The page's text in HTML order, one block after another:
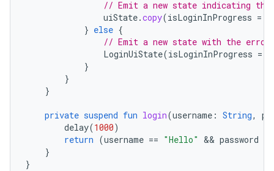
// Emit a new state indicating
uiState.copy(isLoginInProgress =
} else {
// Emit a new state with the error
LoginUiState(isLoginInProgress =
}
}
}
private suspend fun login(username : String,
delay(1000)
return (username == "Hello" && password
}
}